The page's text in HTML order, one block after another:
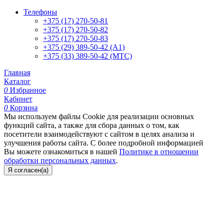
Телефоны
+375 (17) 270-50-81
+375 (17) 270-50-82
+375 (17) 270-50-83
+375 (29) 389-50-42 (А1)
+375 (33) 389-50-42 (МТС)
Главная
Каталог
0 Избранное
Кабинет
0 Корзина
Мы используем файлы Cookie для реализации основных
функций сайта, а также для сбора данных о том, как
посетители взаимодействуют с сайтом в целях анализа и
улучшения работы сайта. С более подробной информацией
Вы можете ознакомиться в нашей Политике в отношении
обработки персональных данных.
Я согласен(а)